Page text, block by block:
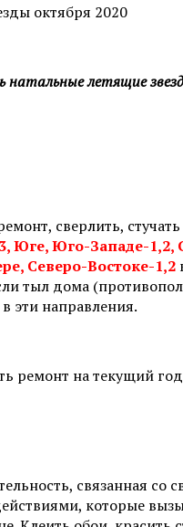
октября 2020
летящие
сверлить,
Юге, Юго-Западе-1,2,
Северо-Востоке-1,2
тыл дома
эти направления.
ремонт на текущий
связанная со
которые